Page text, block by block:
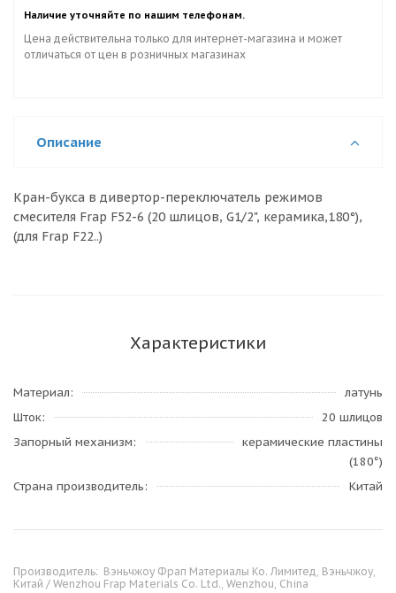
Наличие уточняйте по нашим телефонам.
Цена действительна только для интернет-магазина и может
отличаться от цен в розничных магазинах
Описание
Кран-букса в дивертор-переключатель режимов
смесителя Frap F52-6 (20 шлицов, G1/2", керамика,180°),
(для Frap F22..)
Характеристики
Материал
латунь
Шток
20 шлицов
Запорный механизм
керамические пластины
(180°)
Страна производитель
Китай
Производитель: Вэньчжоу Фрап Материалы Ко. Лимитед, Вэньчжоу,
Китай / Wenzhou Frap Materials Co. Ltd., Wenzhou, China